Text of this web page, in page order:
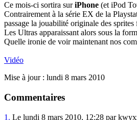
Ce mois-ci sortira suriPhone (et iPod
Contrairement à la série EX de la
passage la jouabilité originale des
Les Ultras apparaissant alors sous la
Quelle ironie de voir maintenant nos
Vidéo
Mise à jour : lundi 8 mars 2010
Commentaires
1. Le lundi 8 mars 2010, 12:28 par